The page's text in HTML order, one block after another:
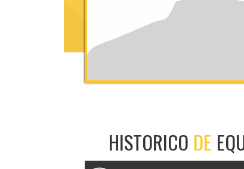
HISTORICO DE